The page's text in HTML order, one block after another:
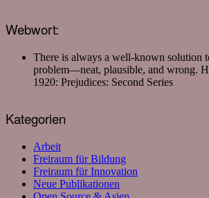
Webwort:
There is always a well-known solution
problem—neat, plausible, and wrong.
1920: Prejudices: Second Series
Kategorien
Arbeit
Freiraum für Bildung
Freiraum für Innovation
Neue Publikationen